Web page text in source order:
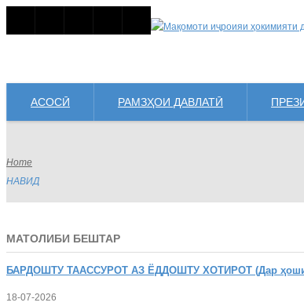
АСОСӢ РАМЗҲОИ ДАВЛАТӢ
Home
НАВИД
МАТОЛИБИ БЕШТАР
БАРДОШТУ ТААССУРОТ АЗ ЁДДОШТУ ХОТИРОТ (Дар
18-07-2026